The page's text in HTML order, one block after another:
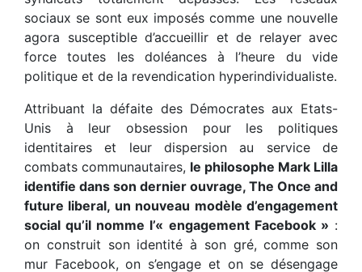
sociaux se sont eux imposés comme une nouvelle
agora susceptible d’accueillir et de relayer avec
force toutes les doléances à l’heure du vide
politique et de la revendication hyperindividualiste.
Attribuant la défaite des Démocrates aux Etats-
Unis à leur obsession pour les politiques
identitaires et leur dispersion au service de
combats communautaires, le philosophe Mark Lilla
identifie dans son dernier ouvrage, The Once and
future liberal, un nouveau modèle d’engagement
social qu’il nomme l’« engagement Facebook » :
on construit son identité à son gré, comme son
mur Facebook, on s’engage et on se désengage